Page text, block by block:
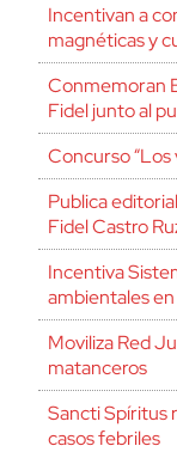
Incentivan a
magnéticas y
Conmemoran
Fidel junto al
Concurso “Los
Publica
Fidel Castro
Incentiva
ambientales
Moviliza Red
matanceros
Sancti Spíritus
casos febriles